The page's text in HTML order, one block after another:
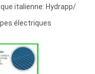
italienne: Hydrapp/
électriques